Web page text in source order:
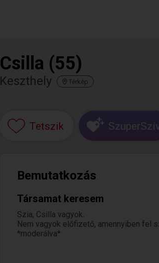
Csilla (55)
Keszthely Térkép
Tetszik
Bemutatkozás
Társamat keresem
Szia, Csilla vagyok.
Nem vagyok előfizető, amennyiben fel
*moderálva*